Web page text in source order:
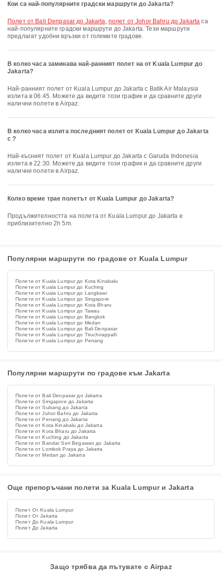
Кои са най-популярните градски маршрути до Jakarta?
полет от Bali Denpasar до Jakarta, полет от Johor Bahru до Jakarta са
най-популярните градски маршрути до Jakarta. Тези маршрути
предлагат удобни връзки от големите градове.
В колко часа заминава най-ранният полет на от Kuala Lumpur до
Jakarta?
Най-ранният полет от Kuala Lumpur до Jakarta с Batik Air Malaysia
излита в 06:45. Можете да видите този график и да сравните други
налични полети в Airpaz.
В колко часа излита последният полет от Kuala Lumpur до Jakarta
с ?
Най-късният полет от Kuala Lumpur до Jakarta с Garuda Indonesia
излита в 22:30. Можете да видите този график и да сравните други
налични полети в Airpaz.
Колко време трае полетът от Kuala Lumpur до Jakarta?
Продължителността на полета от Kuala Lumpur до Jakarta е
приблизително 2h 5m.
Популярни маршрути по градове от Kuala Lumpur
Полети от Kuala Lumpur до Kota Kinabalu
Полети от Kuala Lumpur до Kuching
Полети от Kuala Lumpur до Langkawi
Полети от Kuala Lumpur до Singapore
Полети от Kuala Lumpur до Kota Bharu
Полети от Kuala Lumpur до Tawau
Полети от Kuala Lumpur до Bangkok
Полети от Kuala Lumpur до Medan
Полети от Kuala Lumpur до Bali Denpasar
Полети от Kuala Lumpur до Tiruchirappalli
Полети от Kuala Lumpur до Penang
Популярни маршрути по градове към Jakarta
Полети от Bali Denpasar до Jakarta
Полети от Singapore до Jakarta
Полети от Subang до Jakarta
Полети от Johor Bahru до Jakarta
Полети от Penang до Jakarta
Полети от Kota Kinabalu до Jakarta
Полети от Kota Bharu до Jakarta
Полети от Kuching до Jakarta
Полети от Bandar Seri Begawan до Jakarta
Полети от Lombok Praya до Jakarta
Полети от Medan до Jakarta
Още препоръчани полети за Kuala Lumpur и Jakarta
Полет От Kuala Lumpur
Полет От Jakarta
Полет До Kuala Lumpur
Полет До Jakarta
Защо трябва да пътувате с Airpaz